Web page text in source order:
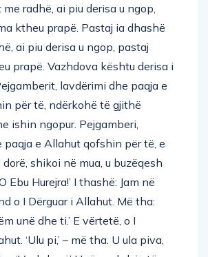
radhë, ai piu derisa u ngop,
ktheu prapë. Pastaj ia dhashë
ai piu derisa u ngop, pastaj
prapë. Vazhdova kështu derisa i
lavdërimi dhe paqja e
për të, ndërkohë të gjithë
ishin ngopur. Pejgamberi,
paqja e Allahut qofshin për të, e
shikoi në mua, u buzëqesh
Ebu Hurejra!’ I thashë: Jam në
o I Dërguar i Allahut. Më tha:
unë dhe ti.’ E vërtetë, o I
‘Ulu pi,’ – më tha. U ula piva,